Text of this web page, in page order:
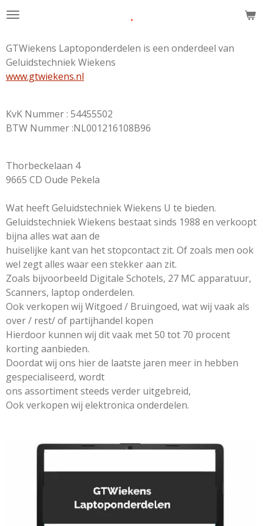
Ga
de
hoofdinhoud
.
GTWiekens Laptoponderdelen is een onderdeel van
Geluidstechniek Wiekens
www.gtwiekens.nl
KvK Nummer : 54455502
BTW Nummer :NL001216108B96
Thorbeckelaan 4
9665 CD Oude Pekela
Wat heeft Geluidstechniek Wiekens U te bieden.
Geluidstechniek Wiekens bestaat sinds 1988 en verkoopt
bijna alles wat aan de
huiselijke kant van het stopcontact zit. Of zoals men ook
wel zegt alles waar een stekker aan zit.
Zoals bijvoorbeeld Digitale Schotels, 27 MC apparatuur,
Scanners, laptop onderdelen.
Ook verkopen wij Witgoed / Bruingoed, wat wij vaak als
over / rest/ of partijhandel kopen
Hierdoor kunnen wij dit vaak met 50 tot 70 procent
korting aanbieden.
Doordat wij ons hier de laatste jaren meer in hebben
gespecialiseerd, wordt
ons assortiment steeds verder uitgebreid,
Ook verkopen wij elektronica onderdelen.